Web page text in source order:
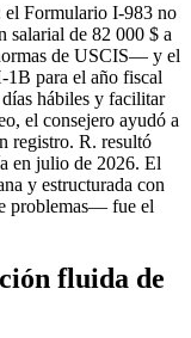
Formulario I‑983 no
salarial de 82 000 $ a
de USCIS— y el
para el año fiscal
hábiles y facilitar
el consejero ayudó a
registro. R. resultó
en julio de 2026. El
y estructurada con
problemas— fue el
fluida de